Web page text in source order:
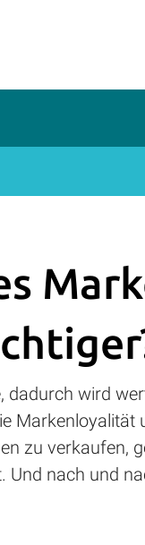
wird
Markenloyalität
zu verkaufen,
Und nach und